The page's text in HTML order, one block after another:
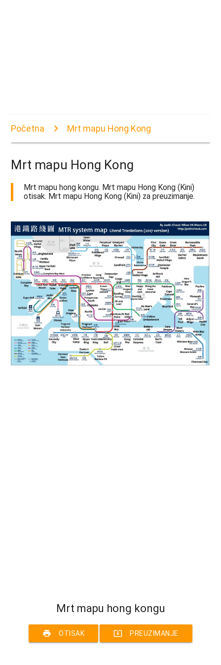
Početna Mrt mapu Hong Kong
Mrt mapu Hong Kong
Mrt mapu hong kongu. Mrt mapu Hong Kong (Kini)
otisak. Mrt mapu Hong Kong (Kini) za preuzimanje.
Mrt mapu hong kongu
print OTISAK system_update_alt PREUZIMANJE